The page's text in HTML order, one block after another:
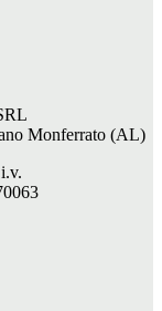
Monferrato (AL)